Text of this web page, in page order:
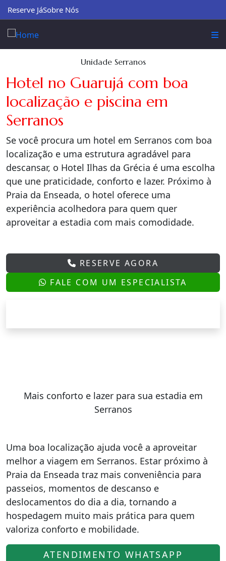
Reserve JáSobre Nós
Unidade Serranos
Hotel no Guarujá com boa
localização e piscina em
Serranos
Se você procura um hotel em Serranos com boa
localização e uma estrutura agradável para
descansar, o Hotel Ilhas da Grécia é uma escolha
que une praticidade, conforto e lazer. Próximo à
Praia da Enseada, o hotel oferece uma
experiência acolhedora para quem quer
aproveitar a estadia com mais comodidade.
RESERVE AGORA
FALE COM UM ESPECIALISTA
Mais conforto e lazer para sua estadia em
Serranos
Uma boa localização ajuda você a aproveitar
melhor a viagem em Serranos. Estar próximo à
Praia da Enseada traz mais conveniência para
passeios, momentos de descanso e
deslocamentos do dia a dia, tornando a
hospedagem muito mais prática para quem
valoriza conforto e mobilidade.
ATENDIMENTO WHATSAPP